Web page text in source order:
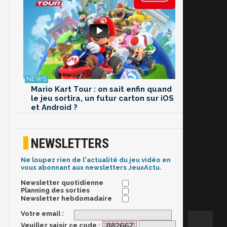
Mario Kart Tour : on sait enfin quand
le jeu sortira, un futur carton sur iOS
et Android ?
NEWSLETTERS
Ne loupez rien de l'actualité du jeu vidéo en
vous abonnant aux newsletters JeuxActu.
Newsletter quotidienne
Planning des sorties
Newsletter hebdomadaire
Votre email :
Veuillez saisir ce code :